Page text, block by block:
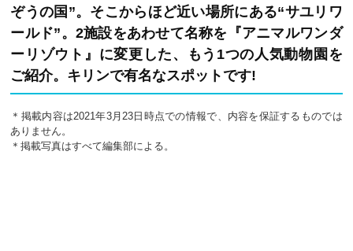
ぞうの国”。そこからほど近い場所にある“サユリワ
ールド”。2施設をあわせて名称を『アニマルワンダ
ーリゾウト』に変更した、もう1つの人気動物園を
ご紹介。キリンで有名なスポットです!
＊掲載内容は2021年3月23日時点での情報で、内容を保証するものでは
ありません。
＊掲載写真はすべて編集部による。